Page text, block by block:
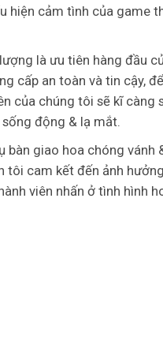
hiện cảm tình của game
là ưu tiên hàng đầu
cấp an toàn và tin cậy,
của chúng tôi sẽ kĩ càng
động & lạ mắt.
giao hoa chóng vánh
tôi cam kết đến ảnh
viên nhấn ở tình hình